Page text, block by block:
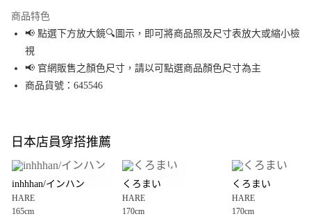
Apple Pay
街口支付
悠遊付
全盈+PAY
大哥付你分期
【大哥付你分期使用說明】
1.本服務由台灣大哥大提供，台灣大哥大用戶可立即使用無須另外申請。
2.付款方式選擇「大哥付你分期」，訂單成立後會自動跳轉到大哥付的交易
AFTEE先享後付
商品特色
📢 點選下方放大鏡🔍圖示，即可將商品照及尺寸表放大或縮小檢
視
📢 官網販售之顏色尺寸，請以可點選商品顏色尺寸為主
商品貨號：645546
日本店員穿搭推薦
inhhhan/インハン
HARE
165cm
くろまい
HARE
170cm
くろまい
HARE
170cm